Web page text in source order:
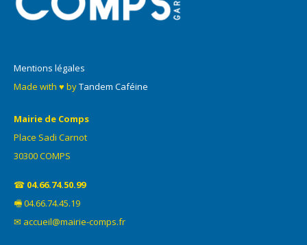
Mentions légales
Made with ♥ byTandem Caféine
Mairie de Comps
Place Sadi Carnot
30300 COMPS
☎ 04.66.74.50.99
🖷 04.66.74.45.19
✉ accueil@mairie-comps.fr